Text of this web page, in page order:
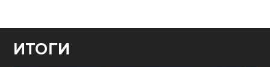
ИТОГИ